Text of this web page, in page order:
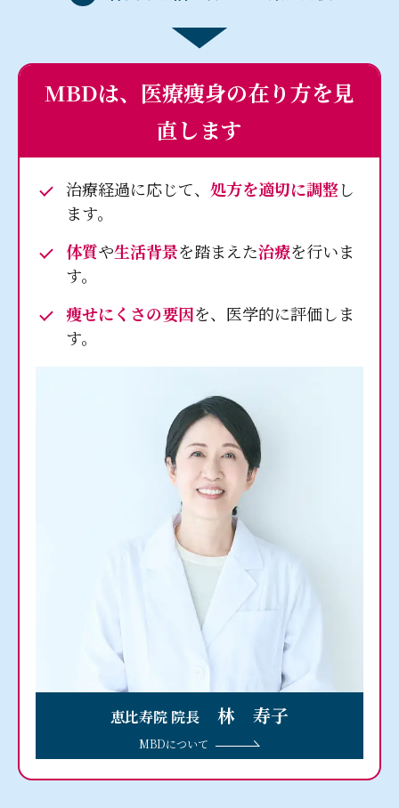
MBDは、医療痩身の在り方を見
直します
治療経過に応じて、 処方を適切に調整し
ます。
体質や生活背景を踏まえた治療を行いま
す。
痩せにくさの要因を、医学的に評価しま
す。
恵比寿院 院長 林 寿子
MBDについて